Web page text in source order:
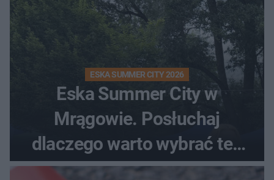
ESKA SUMMER CITY 2026
Eska Summer City w
Mrągowie. Posłuchaj
dlaczego warto wybrać ten
kierunek na urlop!